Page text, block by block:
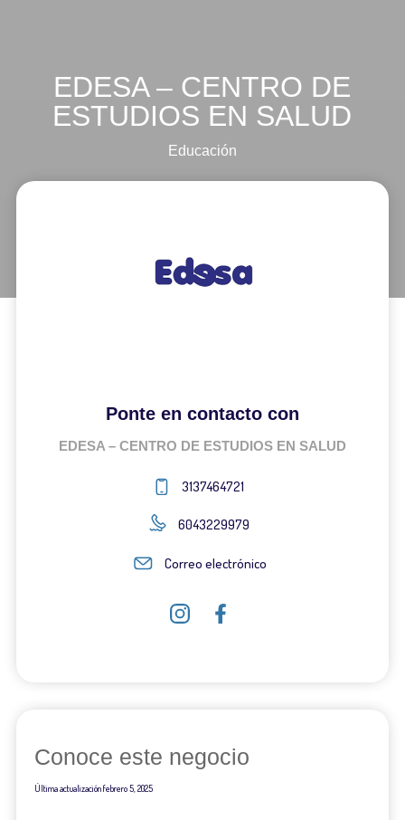
EDESA – CENTRO DE
ESTUDIOS EN SALUD
Educación
Ponte en contacto con
EDESA – CENTRO DE ESTUDIOS EN SALUD
3137464721
6043229979
Correo electrónico
Conoce este negocio
Última actualizaciónfebrero 5, 2025